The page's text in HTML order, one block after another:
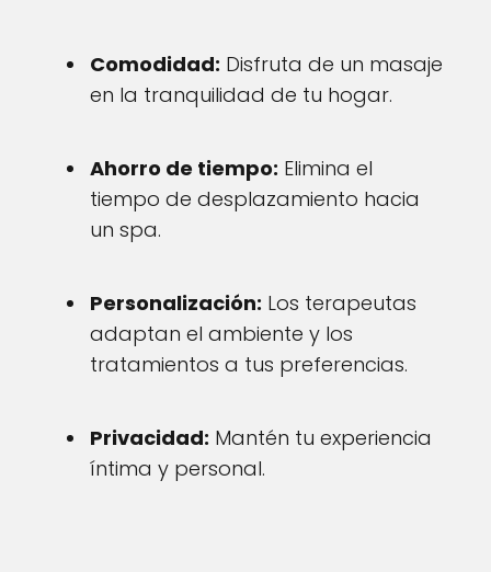
Comodidad: Disfruta de un masaje
en la tranquilidad de tu hogar.
Ahorro de tiempo: Elimina el
tiempo de desplazamiento hacia
un spa.
Personalización: Los terapeutas
adaptan el ambiente y los
tratamientos a tus preferencias.
Privacidad: Mantén tu experiencia
íntima y personal.